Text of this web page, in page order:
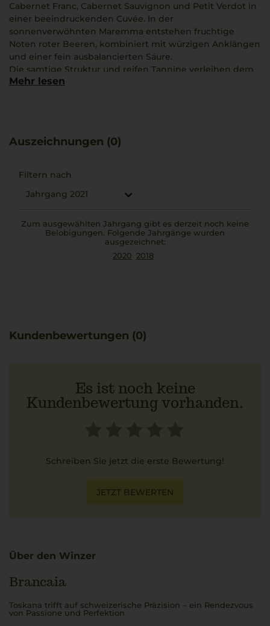
Cabernet Franc, Cabernet Sauvignon und Petit Verdot in
einer beeindruckenden Cuvée. In der
sonnenverwöhnten Maremma entstehen fruchtige
Noten roter Beeren, kombiniert mit würzigen Anklängen
und einer fein ausbalancierten Säure.
Die samtige Struktur und reifen Tannine verleihen dem
Wein eine lebendige Harmonie, die gut zu roten
Ossobuco.
Mehr lesen
Auszeichnungen (0)
Filtern nach
Jahrgang 2021
Zum ausgewählten Jahrgang gibt es derzeit noch keine
Belobigungen. Folgende Jahrgänge wurden
ausgezeichnet:
2020 2018
Kundenbewertungen (0)
Es ist noch keine
Kundenbewertung vorhanden.
Schreiben Sie jetzt die erste Bewertung!
JETZT BEWERTEN
Über den Winzer
Brancaia
Toskana trifft auf schweizerische Präzision – ein Rendezvous
von Passione und Perfektion